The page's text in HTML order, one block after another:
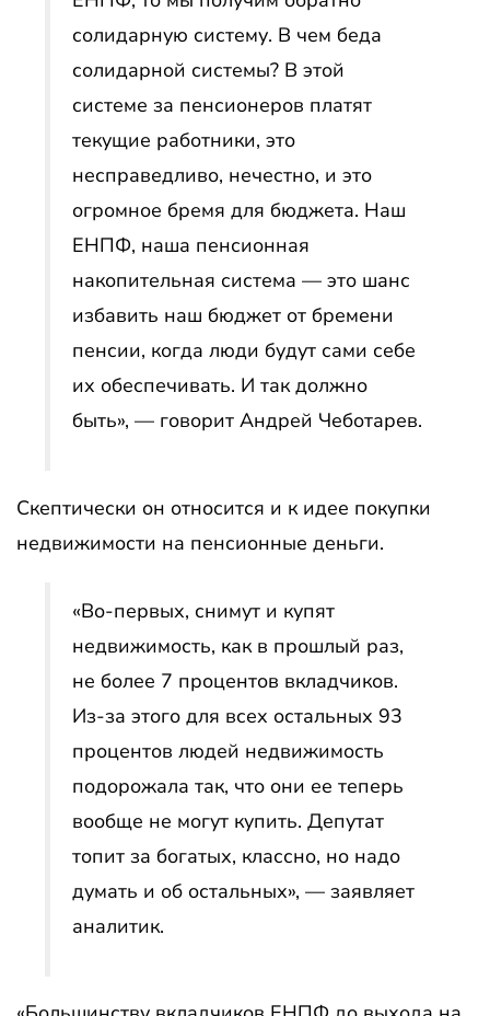
солидарную систему. В чем беда
солидарной системы? В этой
системе за пенсионеров платят
текущие работники, это
несправедливо, нечестно, и это
огромное бремя для бюджета. Наш
ЕНПФ, наша пенсионная
накопительная система — это шанс
избавить наш бюджет от бремени
пенсии, когда люди будут сами себе
их обеспечивать. И так должно
быть», — говорит Андрей Чеботарев.
Скептически он относится и к идее покупки
недвижимости на пенсионные деньги.
«Во-первых, снимут и купят
недвижимость, как в прошлый раз,
не более 7 процентов вкладчиков.
Из-за этого для всех остальных 93
процентов людей недвижимость
подорожала так, что они ее теперь
вообще не могут купить. Депутат
топит за богатых, классно, но надо
думать и об остальных», — заявляет
аналитик.